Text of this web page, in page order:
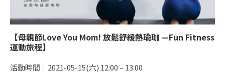
【母親節Love You Mom! 放鬆舒緩熱瑜珈 —Fun Fitness
運動旅程】
活動時間｜2021-05-15(六) 12:00 – 13:00